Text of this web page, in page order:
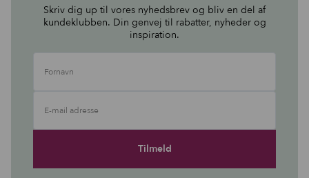
Skriv dig up til vores nyhedsbrev og bliv en del af
kundeklubben. Din genvej til rabatter, nyheder og
inspiration.
Fornavn
E-mail adresse